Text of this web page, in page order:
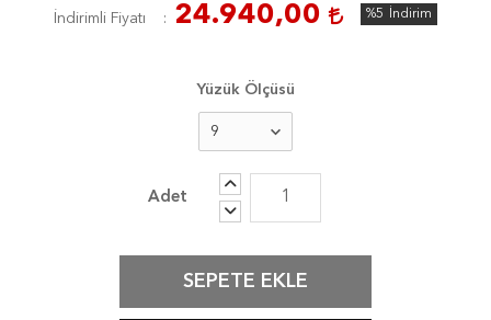
İndirimli Fiyatı 24.940,00 %5 İndirim
Yüzük Ölçüsü
SEPETE EKLE